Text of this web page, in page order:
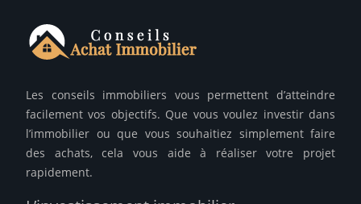
Les conseils immobiliers vous permettent d’atteindre
facilement vos objectifs. Que vous voulez investir dans
l’immobilier ou que vous souhaitiez simplement faire
des achats, cela vous aide à réaliser votre projet
rapidement.